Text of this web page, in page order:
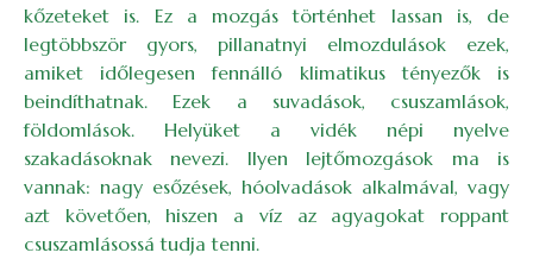
kőzeteket is. Ez a mozgás történhet lassan is, de
legtöbbször gyors, pillanatnyi elmozdulások ezek,
amiket időlegesen fennálló klimatikus tényezők is
beindíthatnak. Ezek a suvadások, csuszamlások,
földomlások. Helyüket a vidék népi nyelve
szakadásoknak nevezi. Ilyen lejtőmozgások ma is
vannak: nagy esőzések, hóolvadások alkalmával, vagy
azt követően, hiszen a víz az agyagokat roppant
csuszamlásossá tudja tenni.